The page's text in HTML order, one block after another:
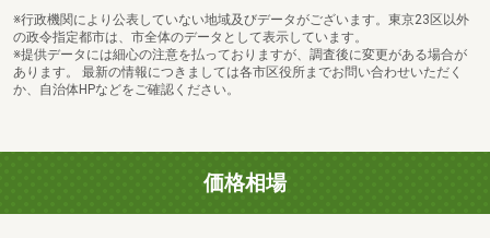
※行政機関により公表していない地域及びデータがございます。東京23区以外
の政令指定都市は、市全体のデータとして表示しています。
※提供データには細心の注意を払っておりますが、調査後に変更がある場合が
あります。 最新の情報につきましては各市区役所までお問い合わせいただく
か、自治体HPなどをご確認ください。
価格相場